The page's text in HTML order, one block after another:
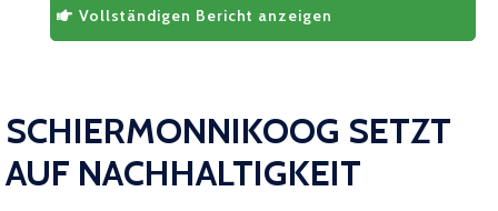
Vollständigen Bericht anzeigen
SCHIERMONNIKOOG SETZT
AUF NACHHALTIGKEIT